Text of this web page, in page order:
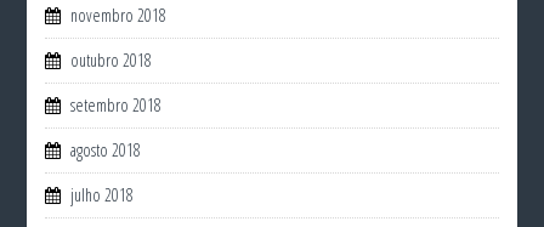
novembro 2018
outubro 2018
setembro 2018
agosto 2018
julho 2018